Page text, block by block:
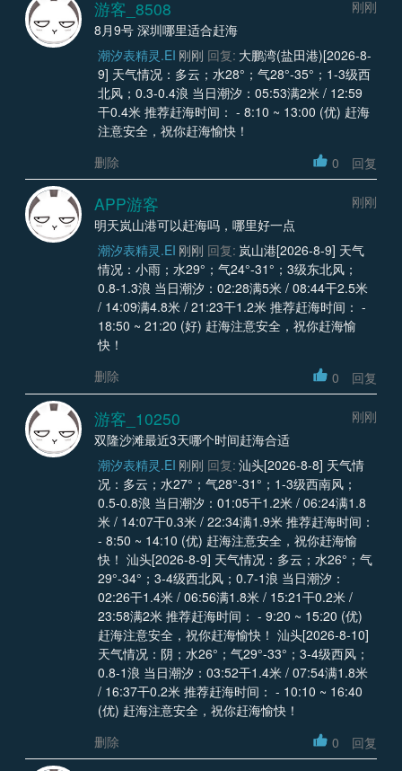
游客_8508
刚刚
8月9号 深圳哪里适合赶海
潮汐表精灵.EI 刚刚 回复: 大鹏湾(盐田港)[2026-8-
9] 天气情况：多云；水28°；气28°-35°；1-3级西
北风；0.3-0.4浪 当日潮汐：05:53满2米 / 12:59
干0.4米 推荐赶海时间： - 8:10 ~ 13:00 (优) 赶海
注意安全，祝你赶海愉快！
删除
0 回复
APP游客
刚刚
明天岚山港可以赶海吗，哪里好一点
潮汐表精灵.EI 刚刚 回复: 岚山港[2026-8-9] 天气
情况：小雨；水29°；气24°-31°；3级东北风；
0.8-1.3浪 当日潮汐：02:28满5米 / 08:44干2.5米
/ 14:09满4.8米 / 21:23干1.2米 推荐赶海时间： -
18:50 ~ 21:20 (好) 赶海注意安全，祝你赶海愉
快！
删除
0 回复
游客_10250
刚刚
双隆沙滩最近3天哪个时间赶海合适
潮汐表精灵.EI 刚刚 回复: 汕头[2026-8-8] 天气情
况：多云；水27°；气28°-31°；1-3级西南风；
0.5-0.8浪 当日潮汐：01:05干1.2米 / 06:24满1.8
米 / 14:07干0.3米 / 22:34满1.9米 推荐赶海时间：
- 8:50 ~ 14:10 (优) 赶海注意安全，祝你赶海愉
快！ 汕头[2026-8-9] 天气情况：多云；水26°；气
29°-34°；3-4级西北风；0.7-1浪 当日潮汐：
02:26干1.4米 / 06:56满1.8米 / 15:21干0.2米 /
23:58满2米 推荐赶海时间： - 9:20 ~ 15:20 (优)
赶海注意安全，祝你赶海愉快！ 汕头[2026-8-10]
天气情况：阴；水26°；气29°-33°；3-4级西风；
0.8-1浪 当日潮汐：03:52干1.4米 / 07:54满1.8米
/ 16:37干0.2米 推荐赶海时间： - 10:10 ~ 16:40
(优) 赶海注意安全，祝你赶海愉快！
删除
0 回复